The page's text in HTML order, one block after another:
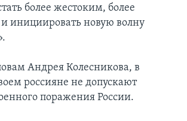
более жестоким, более
инициировать новую волну
Андрея Колесникова, в
россияне не допускают
поражения России.